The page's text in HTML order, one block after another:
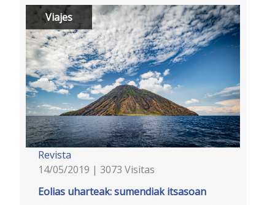
Viajes
Revista
14/05/2019 | 3073 Visitas
Eolias uharteak: sumendiak itsasoan